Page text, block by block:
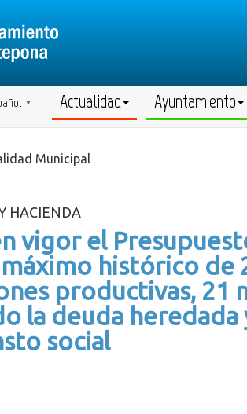
▼ Actualidad Ayuntamiento
Municipal
HACIENDA
vigor el
histórico de
productivas, 21
la deuda
social